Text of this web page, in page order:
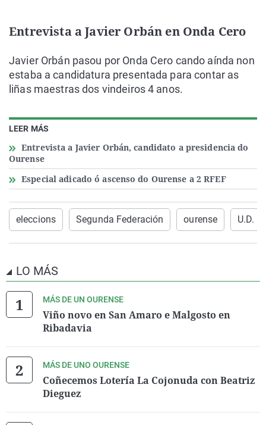
LEER MÁS
Entrevista a Javier Orbán, candidato a presidencia do
Ourense
Especial adicado ó ascenso do Ourense a 2 RFEF
Entrevista a Javier Orbán en Onda Cero
Javier Orbán pasou por Onda Cero cando aínda non
estaba a candidatura presentada para contar as
liñas maestras dos vindeiros 4 anos.
eleccions Segunda Federación ourense U.D.
LO MÁS
MÁS DE UN OURENSE
Viño novo en San Amaro e Malgosto en
Ribadavia
MÁS DE UNO OURENSE
Coñecemos Lotería La Cojonuda con Beatriz
Dieguez